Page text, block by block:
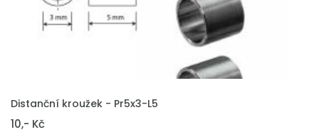
VLOŽIT DO KOŠÍKU
Distanční kroužek - Pr5x3-L5
10,- Kč